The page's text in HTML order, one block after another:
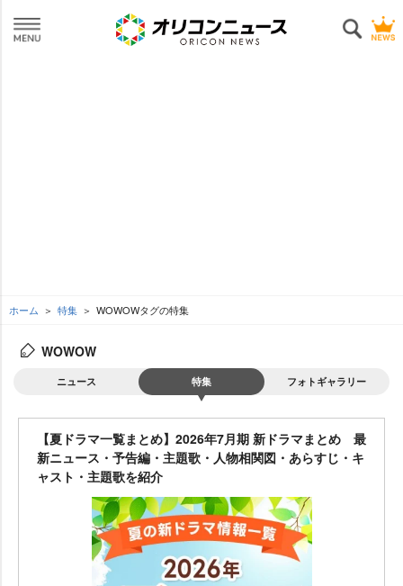
ホーム 特集 WOWOWタグの特集
WOWOW
ニュース 特集 フォトギャラリー
【夏ドラマ一覧まとめ】2026年7月期 新ドラマまとめ 最
新ニュース・予告編・主題歌・人物相関図・あらすじ・キ
ャスト・主題歌を紹介